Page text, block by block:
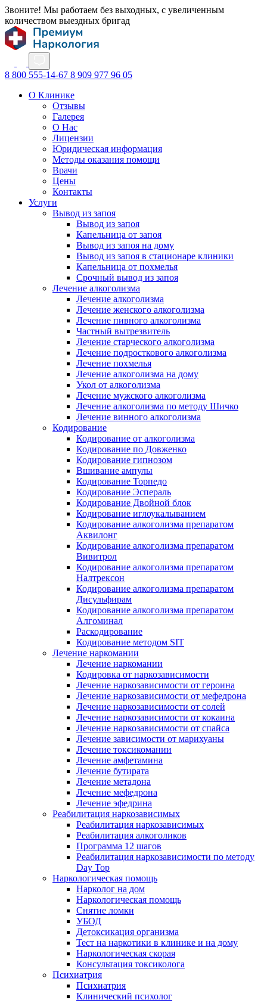
Звоните! Мы работаем без выходных, с увеличенным
количеством выездных бригад
8 800 555-14-67 8 909 977 96 05
О Клинике
Отзывы
Галерея
О Нас
Лицензии
Юридическая информация
Методы оказания помощи
Врачи
Цены
Контакты
Услуги
Вывод из запоя
Вывод из запоя
Капельница от запоя
Вывод из запоя на дому
Вывод из запоя в стационаре клиники
Капельница от похмелья
Срочный вывод из запоя
Лечение алкоголизма
Лечение алкоголизма
Лечение женского алкоголизма
Лечение пивного алкоголизма
Частный вытрезвитель
Лечение старческого алкоголизма
Лечение подросткового алкоголизма
Лечение похмелья
Лечение алкоголизма на дому
Укол от алкоголизма
Лечение мужского алкоголизма
Лечение алкоголизма по методу Шичко
Лечение винного алкоголизма
Кодирование
Кодирование от алкоголизма
Кодирование по Довженко
Кодирование гипнозом
Вшивание ампулы
Кодирование Торпедо
Кодирование Эспераль
Кодирование Двойной блок
Кодирование иглоукалыванием
Кодирование алкоголизма препаратом
Аквилонг
Кодирование алкоголизма препаратом
Вивитрол
Кодирование алкоголизма препаратом
Налтрексон
Кодирование алкоголизма препаратом
Дисульфирам
Кодирование алкоголизма препаратом
Алгоминал
Раскодирование
Кодирование методом SIT
Лечение наркомании
Лечение наркомании
Кодировка от наркозависимости
Лечение наркозависимости от героина
Лечение наркозависимости от мефедрона
Лечение наркозависимости от солей
Лечение наркозависимости от кокаина
Лечение наркозависимости от спайса
Лечение зависимости от марихуаны
Лечение токсикомании
Лечение амфетамина
Лечение бутирата
Лечение метадона
Лечение мефедрона
Лечение эфедрина
Реабилитация наркозависимых
Реабилитация наркозависимых
Реабилитация алкоголиков
Программа 12 шагов
Реабилитация наркозависимости по методу
Day Top
Наркологическая помощь
Нарколог на дом
Наркологическая помощь
Снятие ломки
УБОД
Детоксикация организма
Тест на наркотики в клинике и на дому
Наркологическая скорая
Консультация токсиколога
Психиатрия
Психиатрия
Клинический психолог